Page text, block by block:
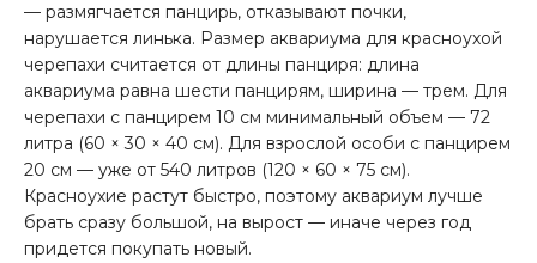
— размягчается панцирь, отказывают почки,
нарушается линька. Размер аквариума для красноухой
черепахи считается от длины панциря: длина
аквариума равна шести панцирям, ширина — трем. Для
черепахи с панцирем 10 см минимальный объем — 72
литра (60 × 30 × 40 см). Для взрослой особи с панцирем
20 см — уже от 540 литров (120 × 60 × 75 см).
Красноухие растут быстро, поэтому аквариум лучше
брать сразу большой, на вырост — иначе через год
придется покупать новый.